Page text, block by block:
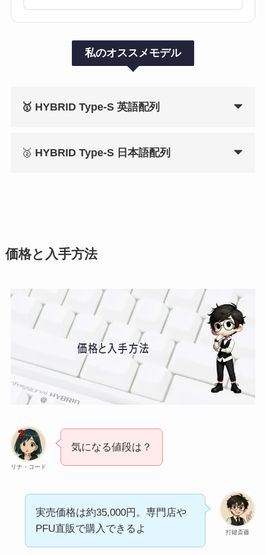
私のオススメモデル
🥇 HYBRID Type-S 英語配列
🥈 HYBRID Type-S 日本語配列
価格と入手方法
リナ・コード
気になる値段は？
打鍵斎藤
実売価格は約35,000円。専門店や
PFU直販で購入できるよ